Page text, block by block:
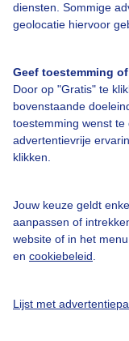
diensten. Sommige
geolocatie hiervoor
Geef toestemming
Door op "Gratis" te
bovenstaande
toestemming wenst
advertentievrije
klikken.
Jouw keuze geldt
aanpassen of
website of in het
en cookiebeleid
Lijst met
Over
Bedrijfsgegevens
Veelgestelde
Contact
Toegankelijkheid
Adverteren
Buienradar Team
Privacy beleid